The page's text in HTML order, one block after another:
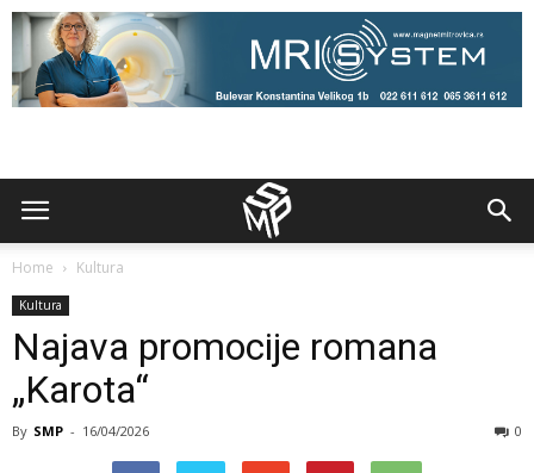
Home Kultura
Kultura
Najava promocije romana
„Karota“
By SMP - 16/04/2026 0